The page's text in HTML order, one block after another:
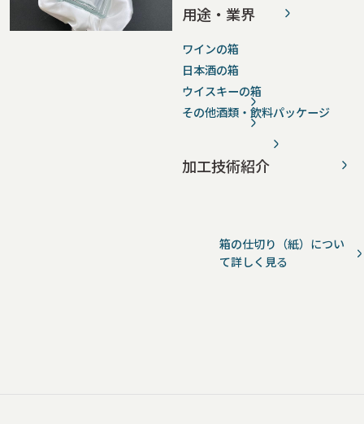
用途・業界
ワインの箱
日本酒の箱
ウイスキーの箱
その他酒類・飲料パッケージ
加工技術紹介
箱の仕切り（紙）につい
て詳しく見る